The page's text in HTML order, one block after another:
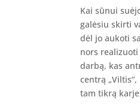
Kai sūnui
galėsiu skirti
dėl jo aukoti
nors
darbą, kas
centrą
tam tikrą